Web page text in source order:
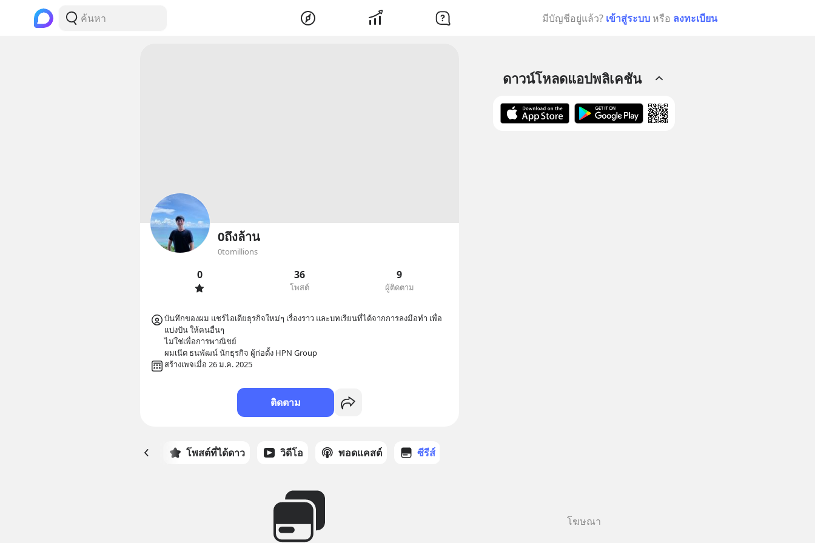
มีบัญชีอยู่แล้ว? เข้าสู่ระบบ หรือ ลงทะเบียน
0ถึงล้าน
0tomillions
0 36
โพสต์
9
ผู้ติดตาม
บันทึกของผม แชร์ไอเดียธุรกิจใหม่ๆ เรื่องราว และบทเรียนที่ได้จากการลงมือทำ เพื่อ
แบ่งปัน ให้คนอื่นๆ
ไม่ใช่เพื่อการพาณิชย์
ผมเน๊ต ธนพัฒน์ นักธุรกิจ ผู้ก่อตั้ง HPN Group
สร้างเพจเมื่อ 26 ม.ค. 2025
ติดตาม
หน้าหลัก โพสต์ที่ได้ดาว วิดีโอ พอดแคสต์ ซีรีส์
ดาวน์โหลดแอปพลิเคชัน
โฆษณา